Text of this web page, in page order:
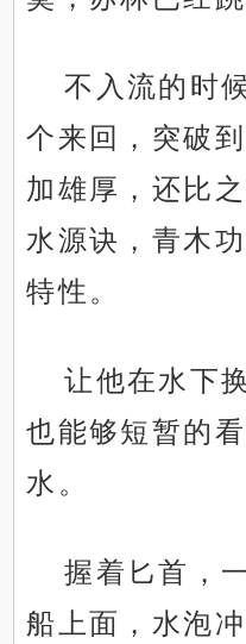
不入流的时
个来回，突破
加雄厚，还比
水源诀，青木
特性。
让他在水下
也能够短暂的
水。
握着匕首，
船上面，水泡